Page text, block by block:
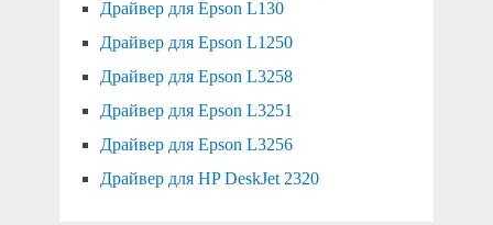
Драйвер для Epson L130
Драйвер для Epson L1250
Драйвер для Epson L3258
Драйвер для Epson L3251
Драйвер для Epson L3256
Драйвер для HP DeskJet 2320